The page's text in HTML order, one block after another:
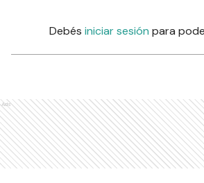
Debés iniciar sesión para
Ads